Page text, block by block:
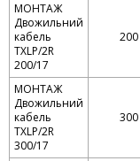
МОНТАЖ
Двожильний
кабель
TXLP/2R
200/17
200
МОНТАЖ
Двожильний
кабель
TXLP/2R
300/17
300